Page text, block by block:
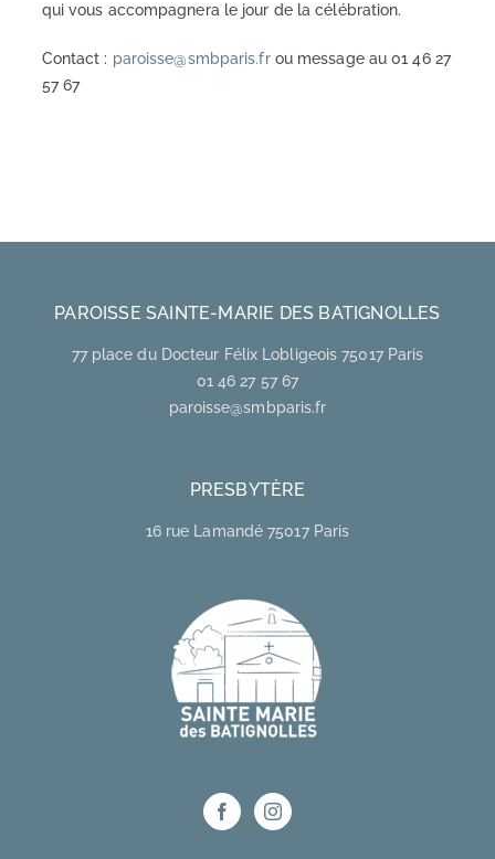
qui vous accompagnera le jour de la célébration.
Contact : paroisse@smbparis.frou message au 01 46 27
57 67
PAROISSE SAINTE-MARIE DES BATIGNOLLES
77 place du Docteur Félix Lobligeois 75017 Paris
01 46 27 57 67
paroisse@smbparis.fr
PRESBYTÈRE
16 rue Lamandé 75017 Paris